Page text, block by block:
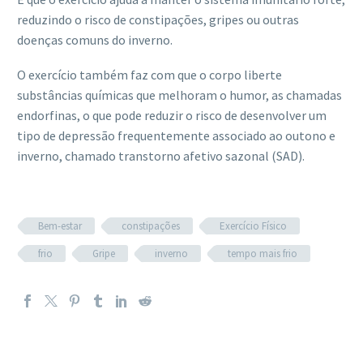
reduzindo o risco de constipações, gripes ou outras
doenças comuns do inverno.
O exercício também faz com que o corpo liberte
substâncias químicas que melhoram o humor, as chamadas
endorfinas, o que pode reduzir o risco de desenvolver um
tipo de depressão frequentemente associado ao outono e
inverno, chamado transtorno afetivo sazonal (SAD).
Bem-estar constipações
Exercício Físico
frio
Gripe inverno tempo mais frio